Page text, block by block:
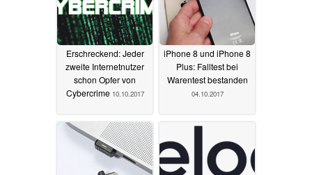
Erschreckend: Jeder
zweite Internetnutzer
schon Opfer von
Cybercrime 10.10.2017
iPhone 8 und iPhone 8
Plus: Falltest bei
Warentest bestanden
04.10.2017